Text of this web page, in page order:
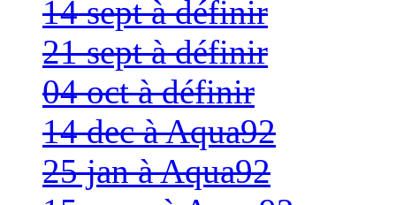
14 sept à définir
21 sept à définir
04 oct à définir
14 dec à Aqua92
25 jan à Aqua92